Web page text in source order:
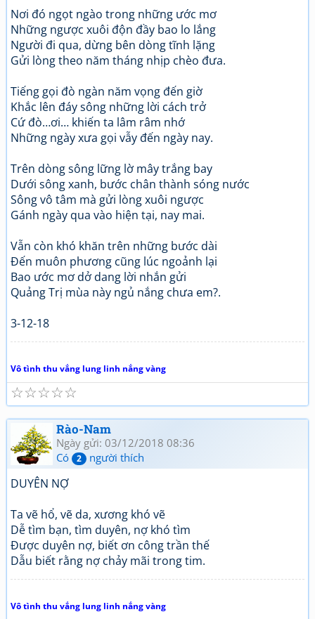
Nơi đó ngọt ngào trong những ước mơ
Những ngược xuôi độn đầy bao lo lắng
Người đi qua, dừng bên dòng tĩnh lặng
Gửi lòng theo năm tháng nhịp chèo đưa.
Tiếng gọi đò ngàn năm vọng đến giờ
Khắc lên đáy sông những lời cách trở
Cứ đò…ơi… khiến ta lâm râm nhớ
Những ngày xưa gọi vẫy đến ngày nay.
Trên dòng sông lững lờ mây trắng bay
Dưới sông xanh, bước chân thành sóng nước
Sông vô tâm mà gửi lòng xuôi ngược
Gánh ngày qua vào hiện tại, nay mai.
Vẫn còn khó khăn trên những bước dài
Đến muôn phương cũng lúc ngoảnh lại
Bao ước mơ dở dang lời nhắn gửi
Quảng Trị mùa này ngủ nắng chưa em?.
3-12-18
Vô tình thu vắng lung linh nắng vàng
☆
☆
☆
☆
☆
Rào-Nam
Ngày gửi: 03/12/2018 08:36
Có
2 người thích
DUYÊN NỢ
Ta vẽ hổ, vẽ da, xương khó vẽ
Dễ tìm bạn, tìm duyên, nợ khó tìm
Được duyên nợ, biết ơn công trần thế
Dẫu biết rằng nợ chảy mãi trong tim.
Vô tình thu vắng lung linh nắng vàng